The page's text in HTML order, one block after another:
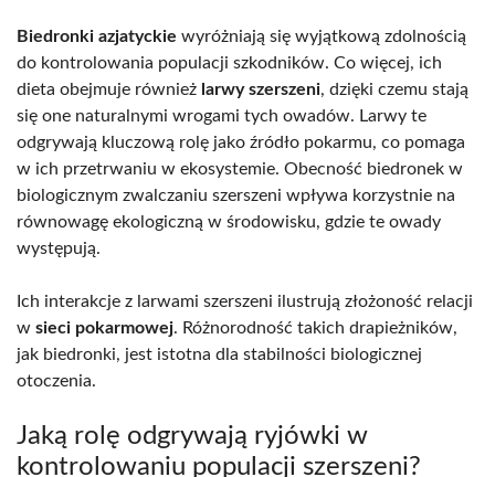
Biedronki azjatyckie wyróżniają się wyjątkową zdolnością
do kontrolowania populacji szkodników. Co więcej, ich
dieta obejmuje również larwy szerszeni, dzięki czemu stają
się one naturalnymi wrogami tych owadów. Larwy te
odgrywają kluczową rolę jako źródło pokarmu, co pomaga
w ich przetrwaniu w ekosystemie. Obecność biedronek w
biologicznym zwalczaniu szerszeni wpływa korzystnie na
równowagę ekologiczną w środowisku, gdzie te owady
występują.
Ich interakcje z larwami szerszeni ilustrują złożoność relacji
w sieci pokarmowej. Różnorodność takich drapieżników,
jak biedronki, jest istotna dla stabilności biologicznej
otoczenia.
Jaką rolę odgrywają ryjówki w
kontrolowaniu populacji szerszeni?